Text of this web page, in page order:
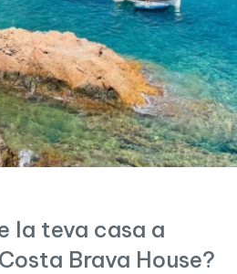
la teva casa a
Brava House?